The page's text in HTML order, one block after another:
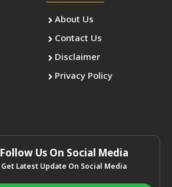
About Us
Contact Us
Disclaimer
Privacy Policy
Follow Us On Social Media
Get Latest Update On Social Media